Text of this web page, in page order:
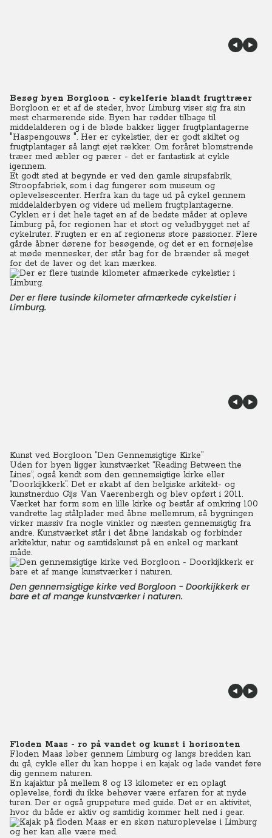
Besøg byen Borgloon - cykelferie blandt frugttræer
Borgloon er et af de steder, hvor Limburg viser sig fra sin
mest charmerende side. Byen har rødder tilbage til
middelalderen og i de bløde bakker ligger frugtplantagerne
"Haspengouws ". Her er cykelstier, der er godt skiltet og
frugtplantager så langt øjet rækker. Om foråret blomstrende
træer med æbler og pærer - det er fantastisk at cykle
igennem.
Et godt sted at begynde er ved den gamle sirupsfabrik,
Stroopfabriek, som i dag fungerer som museum og
oplevelsescenter. Herfra kan du tage ud på cykel gennem
middelalderbyen og videre ud mellem frugtplantagerne.
Cyklen er i det hele taget en af de bedste måder at opleve
Limburg på, for regionen har et stort og veludbygget net af
cykelruter. Frugten er en af regionens store passioner. Flere
gårde åbner dørene for besøgende, og det er en fornøjelse
at møde mennesker, der står bag for de brænder så meget
for det de laver og det kan mærkes.
Der er flere tusinde kilometer afmærkede cykelstier i
Limburg.
Kunst ved Borgloon “Den Gennemsigtige Kirke”
Uden for byen ligger kunstværket “Reading Between the
Lines”, også kendt som den gennemsigtige kirke eller
“Doorkijkkerk”. Det er skabt af den belgiske arkitekt- og
kunstnerduo Gijs Van Vaerenbergh og blev opført i 2011.
Værket har form som en lille kirke og består af omkring 100
vandrette lag stålplader med åbne mellemrum, så bygningen
virker massiv fra nogle vinkler og næsten gennemsigtig fra
andre. Kunstværket står i det åbne landskab og forbinder
arkitektur, natur og samtidskunst på en enkel og markant
måde.
Den gennemsigtige kirke ved Borgloon - Doorkijkkerk er
bare et af mange kunstværker i naturen.
Floden Maas - ro på vandet og kunst i horisonten
Floden Maas løber gennem Limburg og langs bredden kan
du gå, cykle eller du kan hoppe i en kajak og lade vandet føre
dig gennem naturen.
En kajaktur på mellem 8 og 13 kilometer er en oplagt
oplevelse, fordi du ikke behøver være erfaren for at nyde
turen. Der er også gruppeture med guide. Det er en aktivitet,
hvor du både er aktiv og samtidig kommer helt ned i gear.